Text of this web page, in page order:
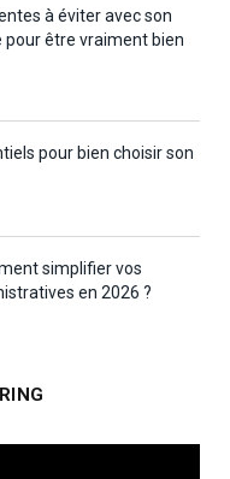
à éviter avec son
pour être vraiment bien
pour bien choisir son
simplifier vos
en 2026 ?